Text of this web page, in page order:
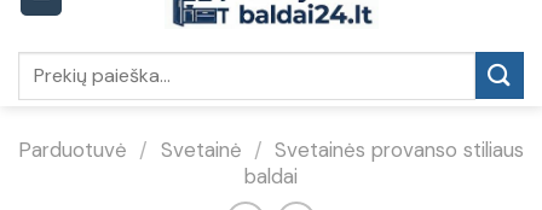
Parduotuvė / Svetainė / Svetainės provanso stiliaus
baldai